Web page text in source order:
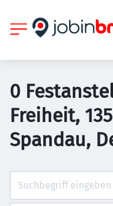
0
Freiheit,
Spandau,